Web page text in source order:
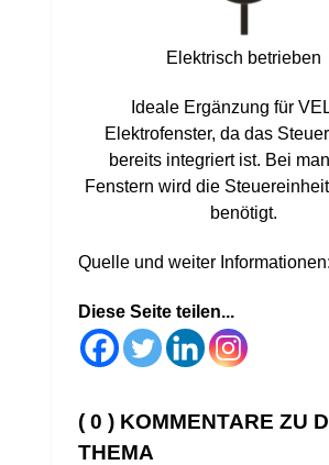
Elektrisch betrieben
Ideale Ergänzung für
Elektrofenster, da das
bereits integriert ist. Bei
Fenstern wird die
benötigt.
Quelle und weiter Informationen:
Diese Seite teilen...
( 0 ) KOMMENTARE ZU
THEMA